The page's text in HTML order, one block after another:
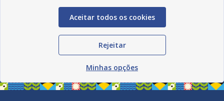
Aceitar todos os cookies
Rejeitar
Minhas opções